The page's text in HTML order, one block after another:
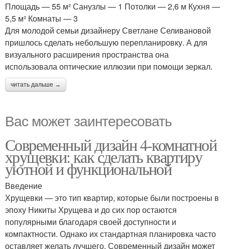
Площадь — 55 м² Санузлы — 1 Потолки — 2,6 м Кухня —
5,5 м² Комнаты — 3
Для молодой семьи дизайнеру Светлане Селивановой
пришлось сделать небольшую перепланировку. А для
визуального расширения пространства она
использовала оптические иллюзии при помощи зеркал.
читать дальше →
Вас может заинтересовать
Современный дизайн 4-комнатной
хрущевки: как сделать квартиру
уютной и функциональной
Введение
Хрущевки — это тип квартир, которые были построены в
эпоху Никиты Хрущева и до сих пор остаются
популярными благодаря своей доступности и
компактности. Однако их стандартная планировка часто
оставляет желать лучшего. Современный дизайн может